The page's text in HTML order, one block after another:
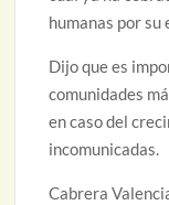
humanas por
Dijo que es
comunidades
en caso del
incomunicadas.
Cabrera